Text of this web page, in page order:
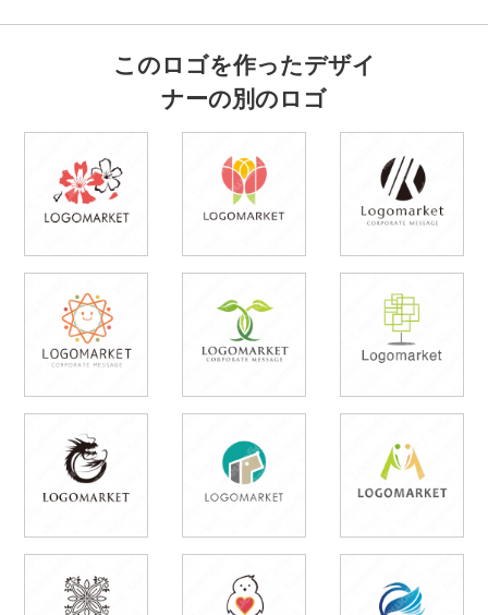
このロゴを作ったデザイ
ナーの別のロゴ